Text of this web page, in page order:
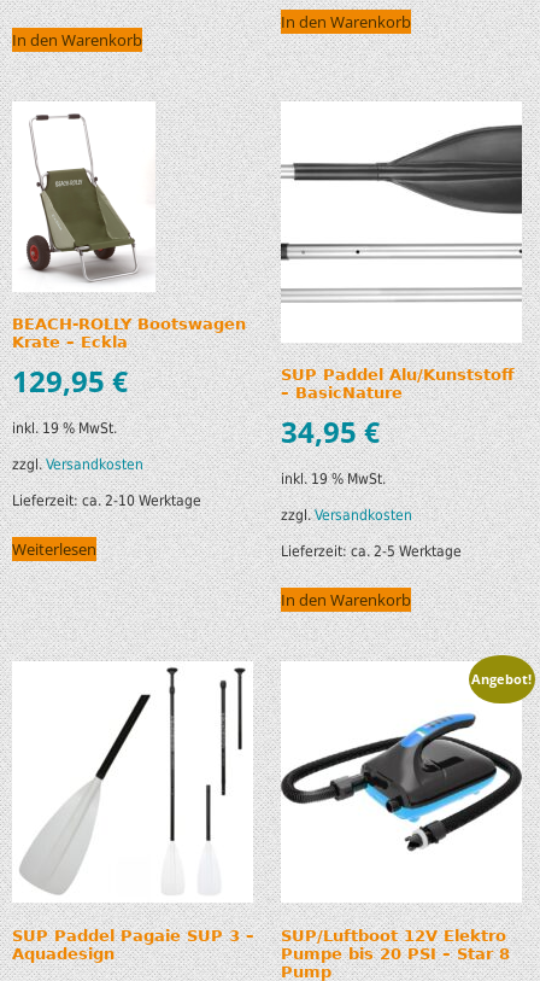
In den Warenkorb
In den Warenkorb
BEACH-ROLLY Bootswagen
Krate – Eckla
129,95€
inkl. 19 % MwSt.
zzgl.Versandkosten
Lieferzeit:ca. 2-10 Werktage
Weiterlesen
SUP Paddel Alu/Kunststoff
– BasicNature
34,95€
inkl. 19 % MwSt.
zzgl.Versandkosten
Lieferzeit:ca. 2-5 Werktage
In den Warenkorb
SUP Paddel Pagaie SUP 3 –
Aquadesign
Angebot!
SUP/Luftboot 12V Elektro
Pumpe bis 20 PSI – Star 8
Pump